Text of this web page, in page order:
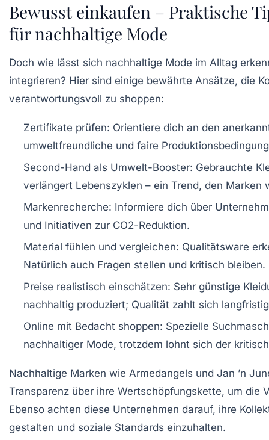
Bewusst einkaufen – Praktische
für nachhaltige Mode
Doch wie lässt sich nachhaltige Mode im Alltag
integrieren? Hier sind einige bewährte Ansätze, die
verantwortungsvoll zu shoppen:
Zertifikate prüfen: Orientiere dich an den
umweltfreundliche und faire
Second-Hand als Umwelt-Booster: Gebrauchte
verlängert Lebenszyklen – ein Trend, den Marken
Markenrecherche: Informiere dich über
und Initiativen zur CO2-Reduktion.
Material fühlen und vergleichen: Qualitätsware
Natürlich auch Fragen stellen und kritisch bleiben.
Preise realistisch einschätzen: Sehr günstige
nachhaltig produziert; Qualität zahlt sich
Online mit Bedacht shoppen: Spezielle
nachhaltiger Mode, trotzdem lohnt sich der
Nachhaltige Marken wie Armedangels und Jan ’n
Transparenz über ihre Wertschöpfungskette, um die
Ebenso achten diese Unternehmen darauf, ihre
gestalten und soziale Standards einzuhalten.